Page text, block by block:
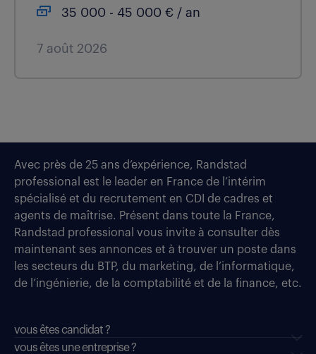
35 000 - 45 000 € / an
7 août 2026
Avec près de 25 ans d’expérience, Randstad
professional est le leader en France de l’intérim
spécialisé et du recrutement en CDI de cadres et
agents de maîtrise. Présent dans toute la France,
Randstad professional vous invite à consulter dès
maintenant ses annonces et à trouver un poste dans
les secteurs du BTP, du marketing, de l’informatique,
de l’ingénierie, de la comptabilité et de la finance, etc.
vous êtes candidat ?
vous êtes une entreprise ?